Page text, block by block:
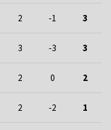
2 -1 3
3 -3 3
2 0 2
2 -2 1